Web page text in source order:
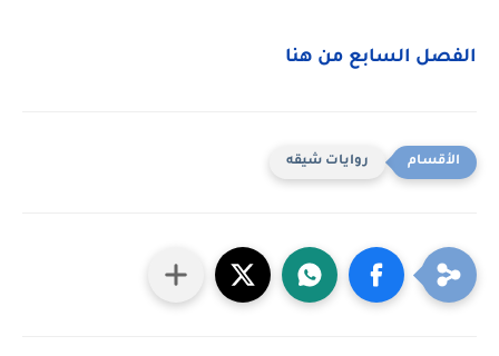
الفصل السابع من هنا
روايات شيقه